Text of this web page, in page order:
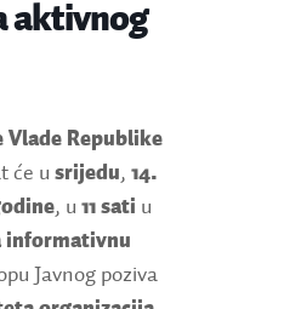
aktivnog
Vlade Republike
će u srijedu, 14.
, u 11 sati u
informativnu
Javnog poziva